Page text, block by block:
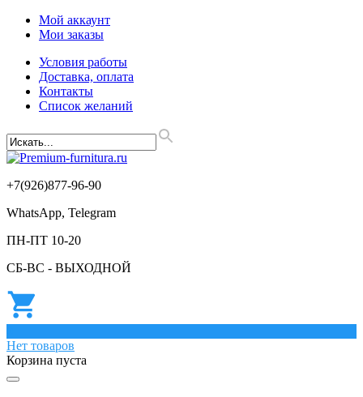
Мой аккаунт
Мои заказы
Условия работы
Доставка, оплата
Контакты
Список желаний
+7(926)877-96-90
WhatsApp, Telegram
ПН-ПТ 10-20
СБ-ВС - ВЫХОДНОЙ
Нет товаров
Корзина пуста